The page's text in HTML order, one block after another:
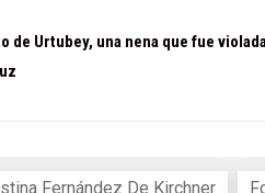
de Urtubey, una nena que fue
Fernández De Kirchner